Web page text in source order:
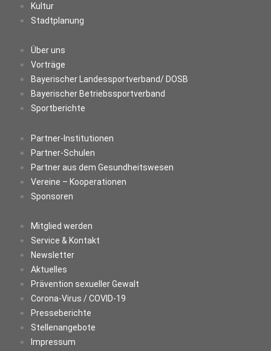
Kultur
Stadtplanung
Über uns
Vorträge
Bayerischer Landessportverband/ DOSB
Bayerischer Betriebssportverband
Sportberichte
Partner-Institutionen
Partner-Schulen
Partner aus dem Gesundheitswesen
Vereine – Kooperationen
Sponsoren
Mitglied werden
Service & Kontakt
Newsletter
Aktuelles
Prävention sexueller Gewalt
Corona-Virus / COVID-19
Presseberichte
Stellenangebote
Impressum